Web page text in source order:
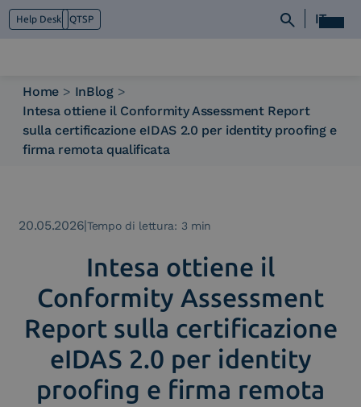
Help Desk QTSP IT
Chi siamo
Cosa facciamo
Contattaci
Home > InBlog >
Intesa ottiene il Conformity Assessment Report
sulla certificazione eIDAS 2.0 per identity proofing e
firma remota qualificata
20.05.2026|Tempo di lettura: 3 min
Intesa ottiene il
Conformity Assessment
Report sulla certificazione
eIDAS 2.0 per identity
proofing e firma remota